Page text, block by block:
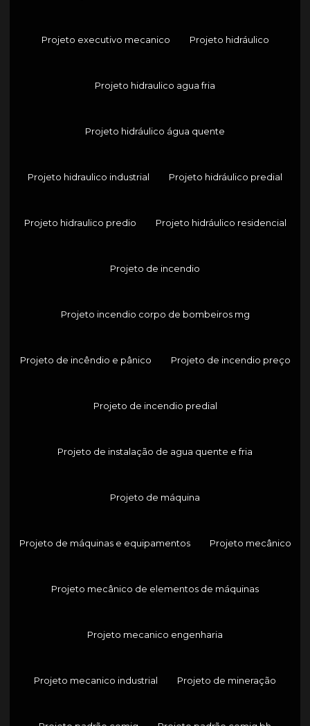
Projeto executivo mecanico Projeto hidráulico
Projeto hidraulico agua fria
Projeto hidráulico água quente
Projeto hidraulico industrial Projeto hidráulico predial
Projeto hidraulico predio Projeto hidráulico residencial
Projeto de incendio
Projeto incendio corpo de bombeiros mg
Projeto de incêndio e pânico Projeto de incendio preço
Projeto de incendio predial
Projeto de instalação de agua quente e fria
Projeto de máquina
Projeto de máquinas e equipamentos Projeto mecânico
Projeto mecânico de elementos de máquinas
Projeto mecanico engenharia
Projeto mecanico industrial Projeto de mineração